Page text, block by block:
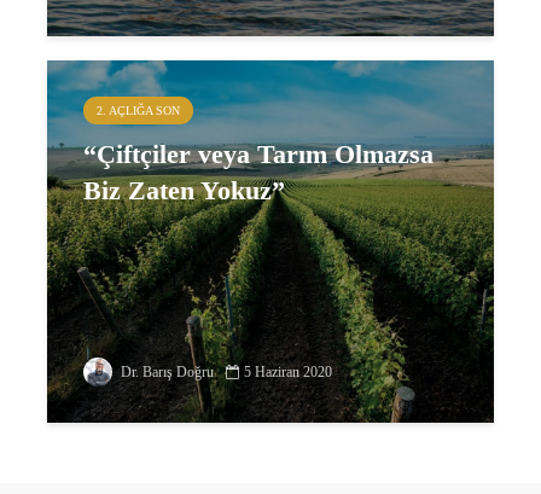
2. AÇLIĞA SON
“Çiftçiler veya Tarım Olmazsa
Biz Zaten Yokuz”
Dr. Barış Doğru 5 Haziran 2020